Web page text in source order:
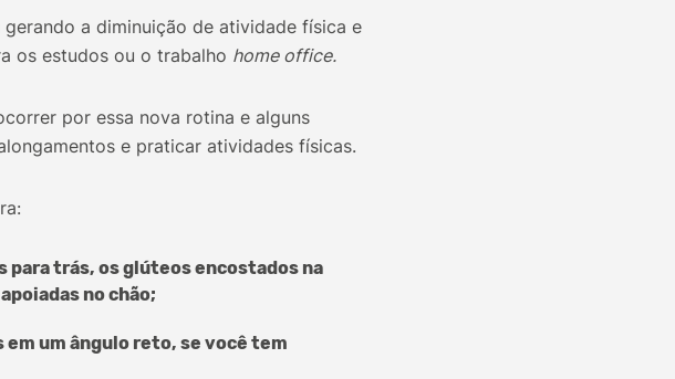
a diminuição de atividade física e
os estudos ou o trabalho home office.
por essa nova rotina e alguns
e praticar atividades físicas.
trás, os glúteos encostados na
no chão;
em um ângulo reto, se você tem